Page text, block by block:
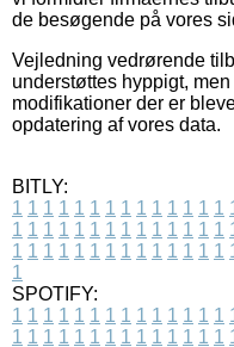
de besøgende på vores
Vejledning vedrørende
understøttes hyppigt,
modifikationer der er
opdatering af vores data.
BITLY:
1 1 1 1 1 1 1 1 1 1 1 1 1 1
1 1 1 1 1 1 1 1 1 1 1 1 1 1
1 1 1 1 1 1 1 1 1 1 1 1 1 1
1
SPOTIFY:
1 1 1 1 1 1 1 1 1 1 1 1 1 1
1 1 1 1 1 1 1 1 1 1 1 1 1 1